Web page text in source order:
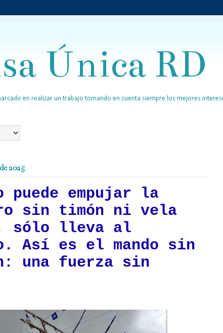
Única RD
en realizar un trabajo tomando en cuenta siempre los mejores
2025
puede empujar la
sin timón ni vela
sólo lleva al
Así es el mando sin
una fuerza sin